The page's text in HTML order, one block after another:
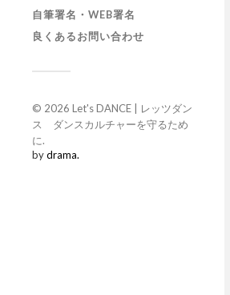
自筆署名・WEB署名
良くあるお問い合わせ
© 2026 Let's DANCE | レッツダン
ス ダンスカルチャーを守るため
に.
bydrama.